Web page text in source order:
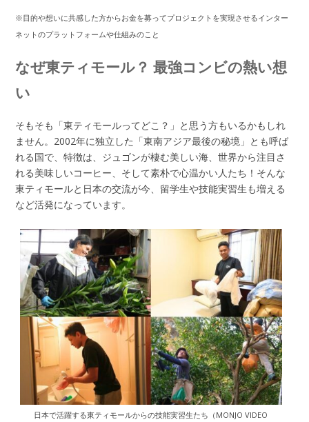
※目的や想いに共感した方からお金を募ってプロジェクトを実現させるインター
ネットのプラットフォームや仕組みのこと
なぜ東ティモール？ 最強コンビの熱い想
い
そもそも「東ティモールってどこ？」と思う方もいるかもしれ
ません。2002年に独立した「東南アジア最後の秘境」とも呼ば
れる国で、特徴は、ジュゴンが棲む美しい海、世界から注目さ
れる美味しいコーヒー、そして素朴で心温かい人たち！そんな
東ティモールと日本の交流が今、留学生や技能実習生も増える
など活発になっています。
日本で活躍する東ティモールからの技能実習生たち（MONJO VIDEO